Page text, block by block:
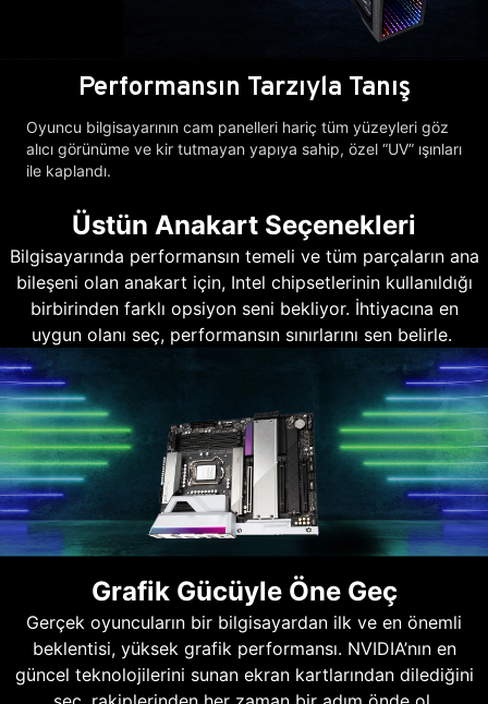
Performansın Tarzıyla Tanış
Oyuncu bilgisayarının cam panelleri hariç tüm yüzeyleri göz
alıcı görünüme ve kir tutmayan yapıya sahip, özel “UV” ışınları
ile kaplandı.
Üstün Anakart Seçenekleri
Bilgisayarında performansın temeli ve tüm parçaların ana
bileşeni olan anakart için, Intel chipsetlerinin kullanıldığı
birbirinden farklı opsiyon seni bekliyor. İhtiyacına en
uygun olanı seç, performansın sınırlarını sen belirle.
Grafik Gücüyle Öne Geç
Gerçek oyuncuların bir bilgisayardan ilk ve en önemli
beklentisi, yüksek grafik performansı. NVIDIA’nın en
güncel teknolojilerini sunan ekran kartlarından dilediğini